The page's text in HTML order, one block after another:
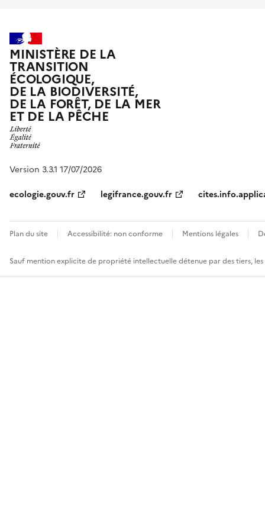
MINISTÈRE DE LA
TRANSITION
ÉCOLOGIQUE,
DE LA BIODIVERSITÉ,
DE LA FORÊT, DE LA MER
ET DE LA PÊCHE
Version 3.3.1 17/07/2026
ecologie.gouv.fr
legifrance.gouv.fr
Plan du site Accessibilité: non conforme Mentions légales
Sauf mention explicite de propriété intellectuelle détenue par des tiers,